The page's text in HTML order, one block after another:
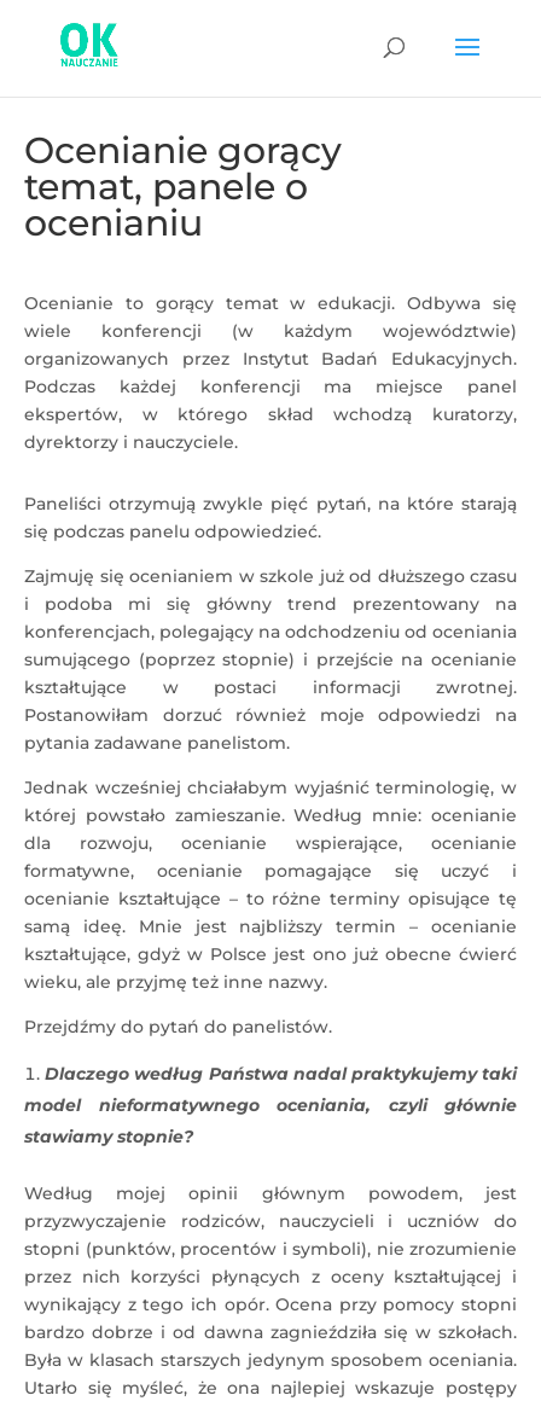
Ocenianie gorący
temat, panele o
ocenianiu
Ocenianie to gorący temat w edukacji. Odbywa się
wiele konferencji (w każdym województwie)
organizowanych przez Instytut Badań Edukacyjnych.
Podczas każdej konferencji ma miejsce panel
ekspertów, w którego skład wchodzą kuratorzy,
dyrektorzy i nauczyciele.
Paneliści otrzymują zwykle pięć pytań, na które starają
się podczas panelu odpowiedzieć.
Zajmuję się ocenianiem w szkole już od dłuższego czasu
i podoba mi się główny trend prezentowany na
konferencjach, polegający na odchodzeniu od oceniania
sumującego (poprzez stopnie) i przejście na ocenianie
kształtujące w postaci informacji zwrotnej.
Postanowiłam dorzuć również moje odpowiedzi na
pytania zadawane panelistom.
Jednak wcześniej chciałabym wyjaśnić terminologię, w
której powstało zamieszanie. Według mnie: ocenianie
dla rozwoju, ocenianie wspierające, ocenianie
formatywne, ocenianie pomagające się uczyć i
ocenianie kształtujące – to różne terminy opisujące tę
samą ideę. Mnie jest najbliższy termin – ocenianie
kształtujące, gdyż w Polsce jest ono już obecne ćwierć
wieku, ale przyjmę też inne nazwy.
Przejdźmy do pytań do panelistów.
Dlaczego według Państwa nadal praktykujemy taki
model nieformatywnego oceniania, czyli głównie
stawiamy stopnie?
Według mojej opinii głównym powodem, jest
przyzwyczajenie rodziców, nauczycieli i uczniów do
stopni (punktów, procentów i symboli), nie zrozumienie
przez nich korzyści płynących z oceny kształtującej i
wynikający z tego ich opór. Ocena przy pomocy stopni
bardzo dobrze i od dawna zagnieździła się w szkołach.
Była w klasach starszych jedynym sposobem oceniania.
Utarło się myśleć, że ona najlepiej wskazuje postępy